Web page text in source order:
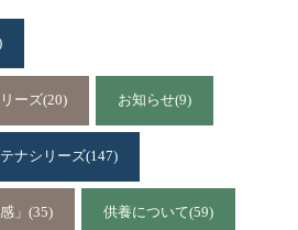
ーズ(20) お知らせ(9)
ナシリーズ(147)
」 (35) 供養について(59)